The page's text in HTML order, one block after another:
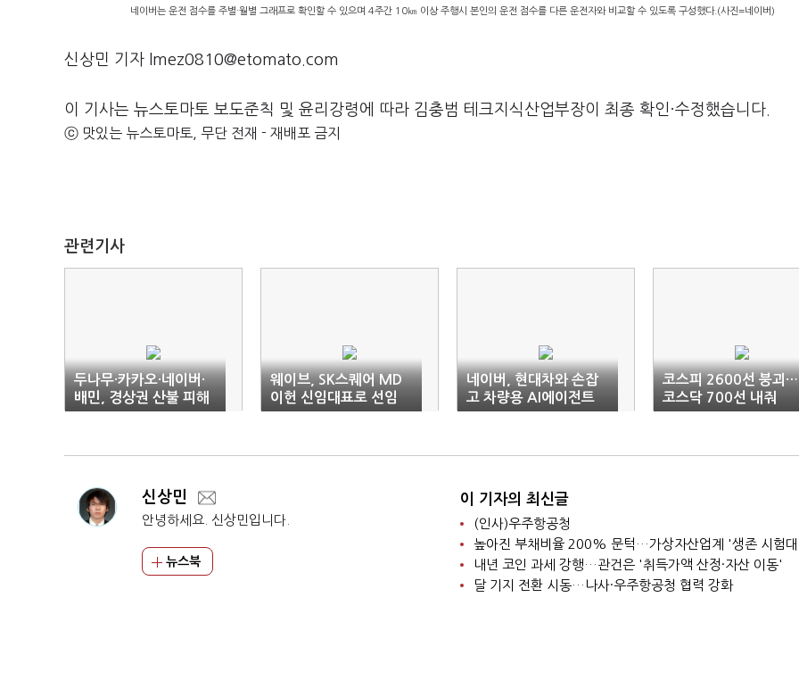
네이버는 운전 점수를 주별·월별 그래프로 확인할 수 있으며 4주간 10㎞ 이상 주행시 본인의 운전 점수를 다른 운전자와 비교할 수 있도록 구성했다.(사진=네이버)
신상민 기자 lmez0810@etomato.com
이 기사는 뉴스토마토 보도준칙 및 윤리강령에 따라 김충범 테크지식산업부장이 최종 확인·수정했습니다.
ⓒ 맛있는 뉴스토마토, 무단 전재 - 재배포 금지
관련기사
두나무·카카오·네이버·
배민, 경상권 산불 피해
긴급 지원
웨이브, SK스퀘어 MD
이헌 신임대표로 선임
네이버, 현대차와 손잡
고 차량용 AI에이전트
개발
코스피 2600선 붕괴…
코스닥 700선 내줘
신상민
안녕하세요. 신상민입니다.
뉴스북
이 기자의 최신글
(인사)우주항공청
높아진 부채비율 200% 문턱…가상자산업계 '생존 시험
내년 코인 과세 강행…관건은 '취득가액 산정·자산 이동'
달 기지 전환 시동…나사·우주항공청 협력 강화